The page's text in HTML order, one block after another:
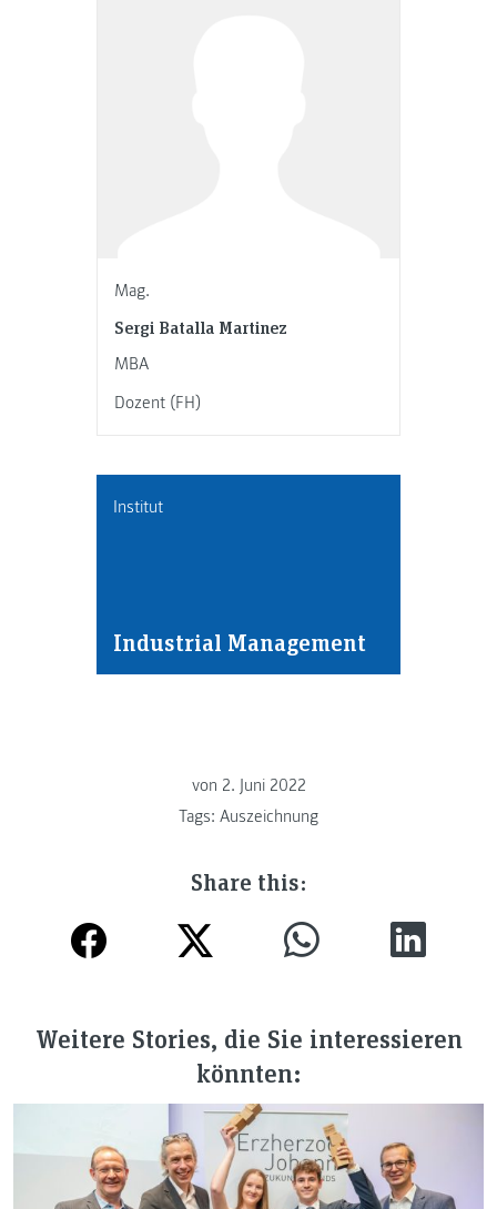
Mag.
Sergi Batalla Martinez
MBA
Dozent (FH)
Institut
Industrial Management
von 2. Juni 2022
Tags: Auszeichnung
Share this:
Weitere Stories, die Sie interessieren
könnten: